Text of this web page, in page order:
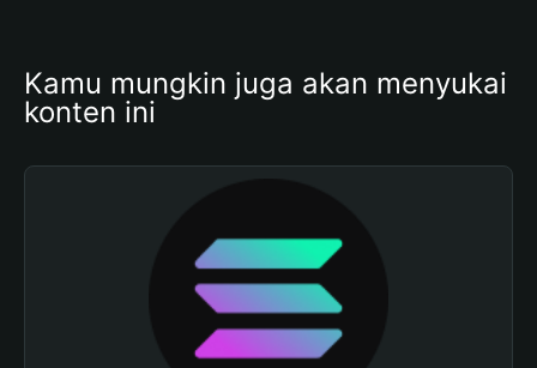
Kamu mungkin juga akan menyukai
konten ini